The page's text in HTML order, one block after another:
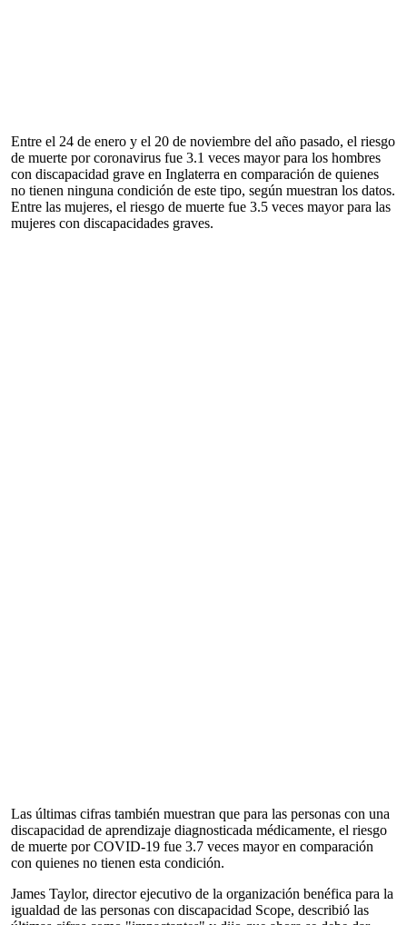
Entre el 24 de enero y el 20 de noviembre del año pasado, el riesgo
de muerte por coronavirus fue 3.1 veces mayor para los hombres
con discapacidad grave en Inglaterra en comparación de quienes
no tienen ninguna condición de este tipo, según muestran los datos.
Entre las mujeres, el riesgo de muerte fue 3.5 veces mayor para las
mujeres con discapacidades graves.
Las últimas cifras también muestran que para las personas con una
discapacidad de aprendizaje diagnosticada médicamente, el riesgo
de muerte por COVID-19 fue 3.7 veces mayor en comparación
con quienes no tienen esta condición.
James Taylor, director ejecutivo de la organización benéfica para la
igualdad de las personas con discapacidad Scope, describió las